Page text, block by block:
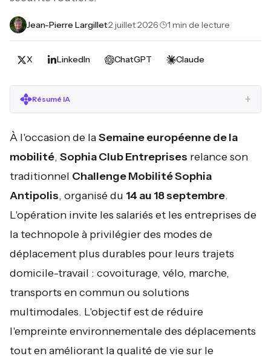
Jean-Pierre Largillet·2 juillet 2026· 1 min de lecture
X LinkedIn ChatGPT Claude
Résumé IA +
À l'occasion de laSemaine européenne de la
mobilité, Sophia Club Entreprises relance son
traditionnel Challenge Mobilité Sophia
Antipolis, organisé du 14 au 18 septembre.
L'opération invite les salariés et les entreprises de
la technopole à privilégier des modes de
déplacement plus durables pour leurs trajets
domicile-travail : covoiturage, vélo, marche,
transports en commun ou solutions
multimodales. L'objectif est de réduire
l'empreinte environnementale des déplacements
tout en améliorant la qualité de vie sur le